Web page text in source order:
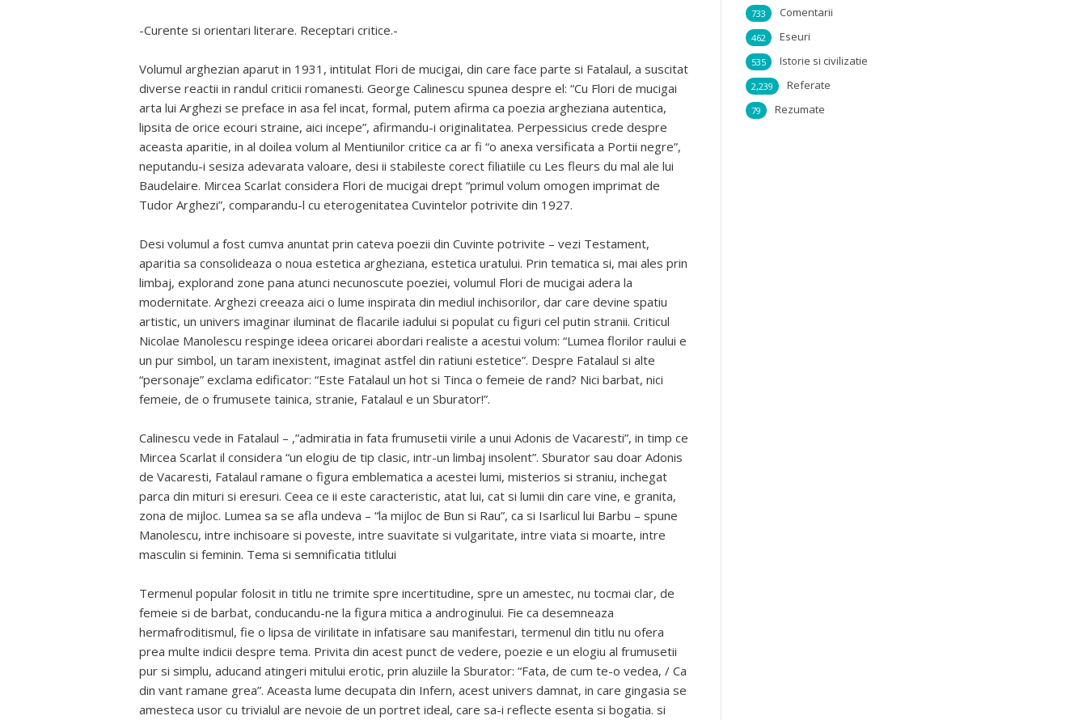
-Curente si orientari literare. Receptari critice.-
Volumul arghezian aparut in 1931, intitulat Flori de mucigai, din care face parte si Fatalaul, a suscitat
diverse reactii in randul criticii romanesti. George Calinescu spunea despre el: “Cu Flori de mucigai
arta lui Arghezi se preface in asa fel incat, formal, putem afirma ca poezia argheziana autentica,
lipsita de orice ecouri straine, aici incepe”, afirmandu-i originalitatea. Perpessicius crede despre
aceasta aparitie, in al doilea volum al Mentiunilor critice ca ar fi “o anexa versificata a Portii negre”,
neputandu-i sesiza adevarata valoare, desi ii stabileste corect filiatiile cu Les fleurs du mal ale lui
Baudelaire. Mircea Scarlat considera Flori de mucigai drept “primul volum omogen imprimat de
Tudor Arghezi”, comparandu-l cu eterogenitatea Cuvintelor potrivite din 1927.
Desi volumul a fost cumva anuntat prin cateva poezii din Cuvinte potrivite – vezi Testament,
aparitia sa consolideaza o noua estetica argheziana, estetica uratului. Prin tematica si, mai ales prin
limbaj, explorand zone pana atunci necunoscute poeziei, volumul Flori de mucigai adera la
modernitate. Arghezi creeaza aici o lume inspirata din mediul inchisorilor, dar care devine spatiu
artistic, un univers imaginar iluminat de flacarile iadului si populat cu figuri cel putin stranii. Criticul
Nicolae Manolescu respinge ideea oricarei abordari realiste a acestui volum: “Lumea florilor raului e
un pur simbol, un taram inexistent, imaginat astfel din ratiuni estetice”. Despre Fatalaul si alte
“personaje” exclama edificator: “Este Fatalaul un hot si Tinca o femeie de rand? Nici barbat, nici
femeie, de o frumusete tainica, stranie, Fatalaul e un Sburator!”.
Calinescu vede in Fatalaul – ,”admiratia in fata frumusetii virile a unui Adonis de Vacaresti”, in timp ce
Mircea Scarlat il considera “un elogiu de tip clasic, intr-un limbaj insolent”. Sburator sau doar Adonis
de Vacaresti, Fatalaul ramane o figura emblematica a acestei lumi, misterios si straniu, inchegat
parca din mituri si eresuri. Ceea ce ii este caracteristic, atat lui, cat si lumii din care vine, e granita,
zona de mijloc. Lumea sa se afla undeva – “la mijloc de Bun si Rau”, ca si Isarlicul lui Barbu – spune
Manolescu, intre inchisoare si poveste, intre suavitate si vulgaritate, intre viata si moarte, intre
masculin si feminin. Tema si semnificatia titlului
Termenul popular folosit in titlu ne trimite spre incertitudine, spre un amestec, nu tocmai clar, de
femeie si de barbat, conducandu-ne la figura mitica a androginului. Fie ca desemneaza
hermafroditismul, fie o lipsa de virilitate in infatisare sau manifestari, termenul din titlu nu ofera
prea multe indicii despre tema. Privita din acest punct de vedere, poezie e un elogiu al frumusetii
pur si simplu, aducand atingeri mitului erotic, prin aluziile la Sburator: “Fata, de cum te-o vedea, / Ca
din vant ramane grea”. Aceasta lume decupata din Infern, acest univers damnat, in care gingasia se
amesteca usor cu trivialul are nevoie de un portret ideal, care sa-i reflecte esenta si bogatia. si
Comentarii
733
Eseuri
462
Istorie si civilizatie
535
Referate
2,239
Rezumate
79